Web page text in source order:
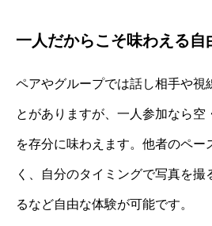
一人だからこそ味わえる自
ペアやグループでは話し相手や視
とがありますが、一人参加なら空
を存分に味わえます。他者のペー
く、自分のタイミングで写真を撮
るなど自由な体験が可能です。